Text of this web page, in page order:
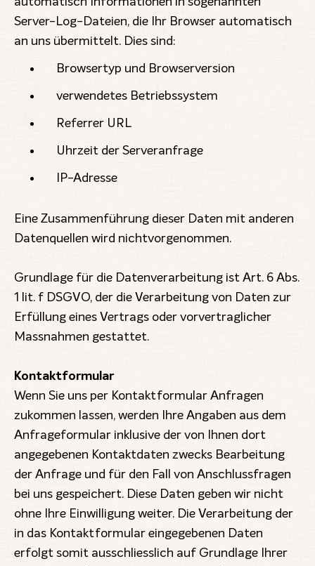
Server-Log-Dateien, die Ihr Browser automatisch
an uns übermittelt. Dies sind:
Browsertyp und Browserversion
verwendetes Betriebssystem
Referrer URL
Uhrzeit der Serveranfrage
IP-Adresse
Eine Zusammenführung dieser Daten mit anderen
Datenquellen wird nichtvorgenommen.
Grundlage für die Datenverarbeitung ist Art. 6 Abs.
1 lit. f DSGVO, der die Verarbeitung von Daten zur
Erfüllung eines Vertrags oder vorvertraglicher
Massnahmen gestattet.
Kontaktformular
Wenn Sie uns per Kontaktformular Anfragen
zukommen lassen, werden Ihre Angaben aus dem
Anfrageformular inklusive der von Ihnen dort
angegebenen Kontaktdaten zwecks Bearbeitung
der Anfrage und für den Fall von Anschlussfragen
bei uns gespeichert. Diese Daten geben wir nicht
ohne Ihre Einwilligung weiter. Die Verarbeitung der
in das Kontaktformular eingegebenen Daten
erfolgt somit ausschliesslich auf Grundlage Ihrer